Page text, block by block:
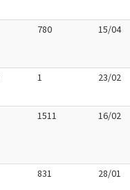
780 15/04
1 23/02
1511 16/02
831 28/01